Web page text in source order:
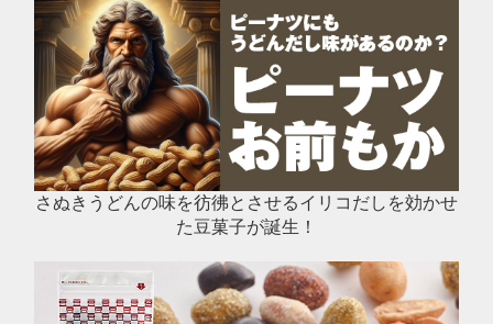
さぬきうどんの味を彷彿とさせるイリコだしを効かせ
た豆菓子が誕生！